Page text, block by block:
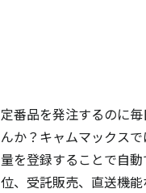
定番品を発注するのに
んか？キャムマックス
量を登録することで自
位、受託販売、直送機